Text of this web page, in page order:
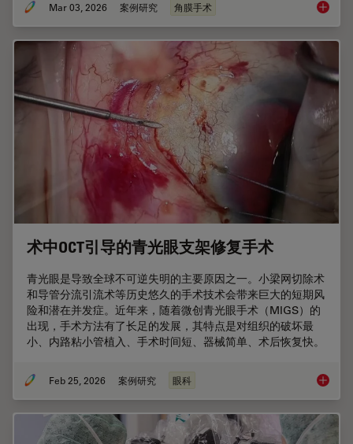
Mar 03, 2026 案例研究 角膜手术 眼科案
术中OCT引导的青光眼支架修复手术
青光眼是导致全球不可逆失明的主要原因之一。小梁网切除术
和导管分流引流术等历史悠久的手术技术会带来巨大的短期风
险和潜在并发症。近年来，随着微创青光眼手术（MIGS）的
出现，手术方法有了长足的发展，其特点是对组织的破坏最
小、内路粘小管植入、手术时间短、器械简单、术后恢复快。
Feb 25, 2026 案例研究 眼科 术中